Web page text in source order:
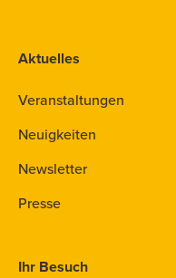
Aktuelles
Veranstaltungen
Neuigkeiten
Newsletter
Presse
Ihr Besuch